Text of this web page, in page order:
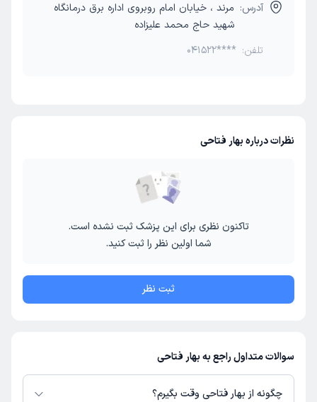
آدرس: مرند ، خیابان امام روبروی اداره برق درمانگاه
شهید حاج‌ محمد علیزاده
تلفن: 041522****
نظرات درباره بهار فتاحی
تاکنون نظری برای این پزشک ثبت نشده است.
شما اولین نظر را ثبت کنید.
ثبت نظر
سوالات متداول راجع به بهار فتاحی
چگونه از بهار فتاحی وقت بگیرم؟